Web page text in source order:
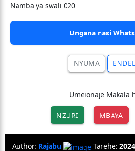
Namba ya swali 020
Ungana nasi
NYUMA
Umeionaje Makala
NZURI MBAYA
Author: Rajabu Tarehe: